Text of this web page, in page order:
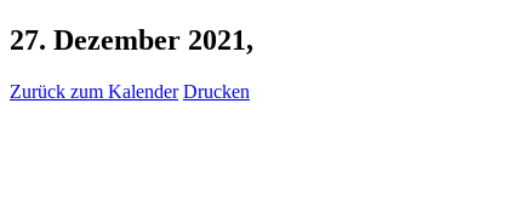
27. Dezember 2021,
Zurück zum Kalender Drucken